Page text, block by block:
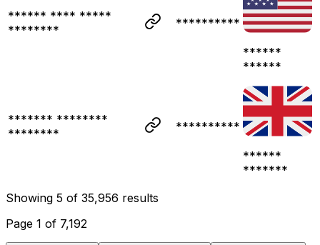
****** **** *****
********
**********
******
******
******* ********
********
**********
******
*******
Showing 5 of 35,956 results
Page 1 of 7,192